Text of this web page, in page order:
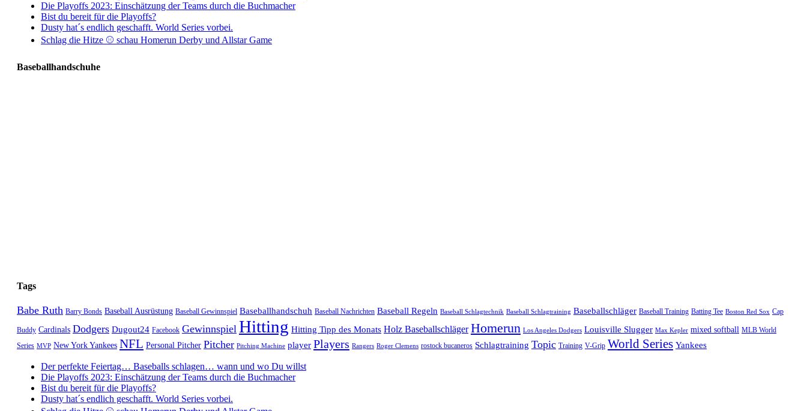
Die Playoffs 2023: Einschätzung der Teams durch die Buchmacher
Bist du bereit für die Playoffs?
Dusty hat´s endlich geschafft. World Series vorbei.
Schlag die Hitze ⚾️ schau Homerun Derby und Allstar Game
Baseballhandschuhe
Tags
Babe Ruth Barry Bonds Baseball Ausrüstung Baseball Gewinnspiel Baseballhandschuh Baseball Nachrichten Baseball Regeln Baseball Schlagtechnik Baseball Schlagtraining Baseballschläger Baseball Training Batting Tee Boston Red Sox Cap
Buddy Cardinals Dodgers Dugout24 Facebook Gewinnspiel Hitting Hitting Tipp des Monats Holz Baseballschläger Homerun Los Angeles Dodgers Louisville Slugger Max Kepler mixed softball MLB World
Series MVP New York Yankees NFL Personal Pitcher Pitcher Pitching Machine player Players Rangers Roger Clemens rostock bucaneros Schlagtraining Topic Training V-Grip World Series Yankees
Der perfekte Feiertag… Baseballs schlagen… wann und wo Du willst
Die Playoffs 2023: Einschätzung der Teams durch die Buchmacher
Bist du bereit für die Playoffs?
Dusty hat´s endlich geschafft. World Series vorbei.